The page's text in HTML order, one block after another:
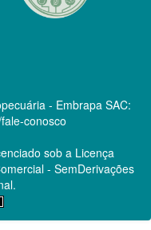
- Embrapa SAC:
conosco
sob a Licença
- SemDerivações